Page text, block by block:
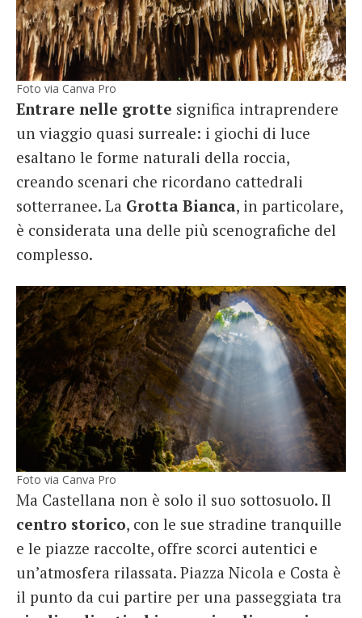
Foto via Canva Pro
Entrare nelle grotte significa intraprendere
un viaggio quasi surreale: i giochi di luce
esaltano le forme naturali della roccia,
creando scenari che ricordano cattedrali
sotterranee. La Grotta Bianca, in particolare,
è considerata una delle più scenografiche del
complesso.
Foto via Canva Pro
Ma Castellana non è solo il suo sottosuolo. Il
centro storico, con le sue stradine tranquille
e le piazze raccolte, offre scorci autentici e
un’atmosfera rilassata. Piazza Nicola e Costa è
il punto da cui partire per una passeggiata tra